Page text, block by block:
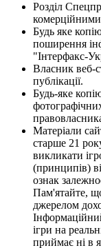
Розділ
Будь яке
поширення
"Інтерфакс-
Власник веб-
публікації.
Будь-яке
Матеріали
старше 21
викликати
(принципів)
ознак
Пам'ятайте,
джерелом
ігри на
приймає ні в